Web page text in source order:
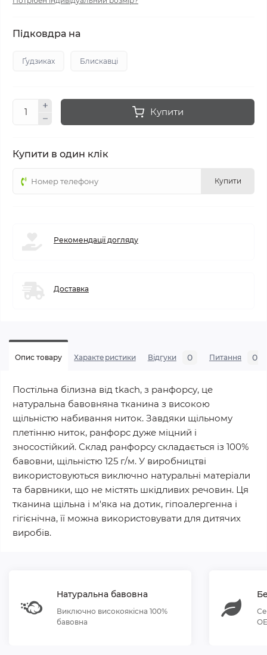
Підковдра на
Ґудзиках Блискавці
Купити
Купити в один клік
Купити
Рекомендації догляду
Доставка
Опис товару Характеристики Відгуки 0 Питання 0
Постільна білизна від tkach, з ранфорсу, це
натуральна бавовняна тканина з високою
щільністю набивання ниток. Завдяки щільному
плетінню ниток, ранфорс дуже міцний і
зносостійкий. Склад ранфорсу складається із 100%
бавовни, щільністю 125 г/м. У виробництві
використовуються виключно натуральні матеріали
та барвники, що не містять шкідливих речовин. Ця
тканина щільна і м'яка на дотик, гіпоалергенна і
гігієнічна, її можна використовувати для дитячих
виробів.
Натуральна бавовна
Виключно високоякісна 100%
бавовна